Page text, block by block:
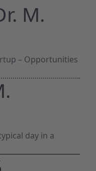
M.
– Opportunities
day in a